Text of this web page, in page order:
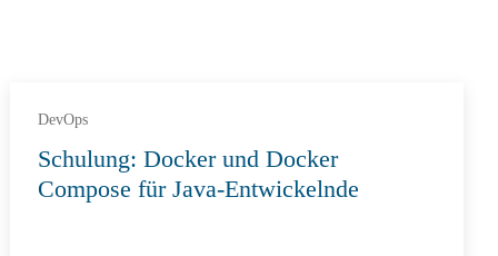
DevOps
Schulung: Docker und Docker
Compose für Java-Entwickelnde